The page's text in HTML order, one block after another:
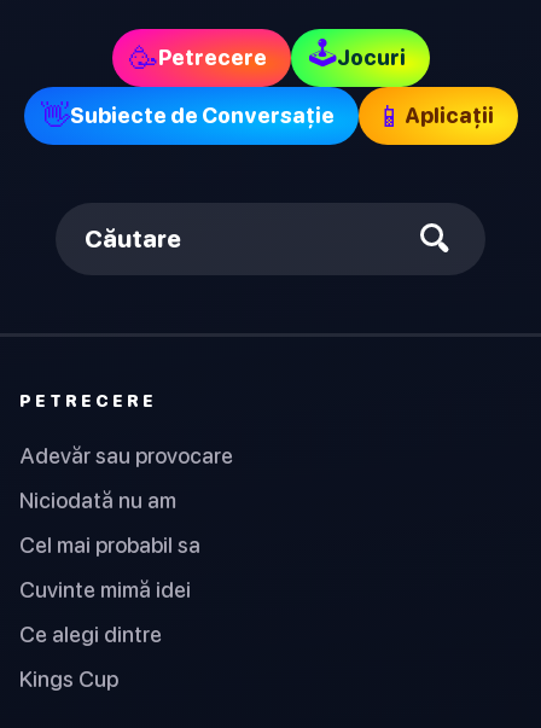
🥳Petrecere 🕹Jocuri
👋Subiecte de Conversație 📱 Aplicații
Căutare
PETRECERE
Adevăr sau provocare
Niciodată nu am
Cel mai probabil sa
Cuvinte mimă idei
Ce alegi dintre
Kings Cup